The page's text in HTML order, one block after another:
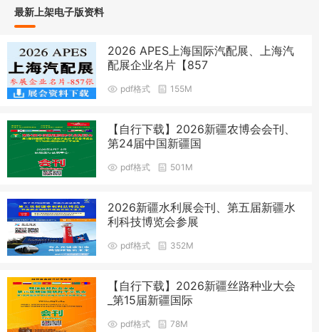
最新上架电子版资料
2026 APES上海国际汽配展、上海汽
配展企业名片【857
pdf格式 155M
【自行下载】2026新疆农博会会刊、
第24届中国新疆国
pdf格式 501M
2026新疆水利展会刊、第五届新疆水
利科技博览会参展
pdf格式 352M
【自行下载】2026新疆丝路种业大会
_第15届新疆国际
pdf格式 78M